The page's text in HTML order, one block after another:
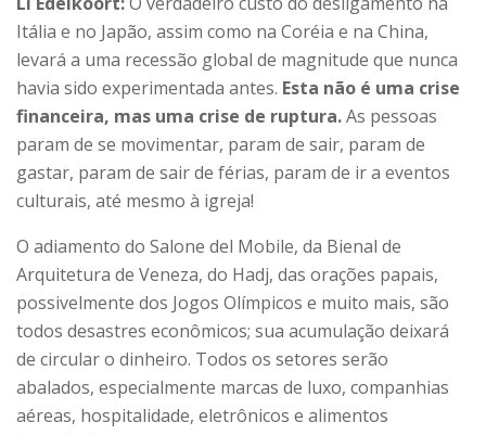
Itália e no Japão, assim como na Coréia e na China,
levará a uma recessão global de magnitude que nunca
havia sido experimentada antes. Esta não é uma crise
financeira, mas uma crise de ruptura.As pessoas
param de se movimentar, param de sair, param de
gastar, param de sair de férias, param de ir a eventos
culturais, até mesmo à igreja!
O adiamento do Salone del Mobile, da Bienal de
Arquitetura de Veneza, do Hadj, das orações papais,
possivelmente dos Jogos Olímpicos e muito mais, são
todos desastres econômicos; sua acumulação deixará
de circular o dinheiro. Todos os setores serão
abalados, especialmente marcas de luxo, companhias
aéreas, hospitalidade, eletrônicos e alimentos